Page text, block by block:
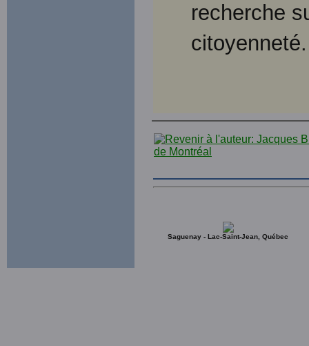
recherche
citoyenneté.
Saguenay - Lac-Saint-Jean, Québec